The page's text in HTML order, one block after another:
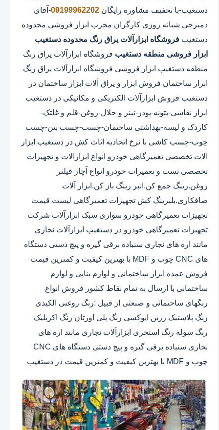
دستغیب-با تخفیف مشاوره رایگان 09199962202-آقای
دمیرچی شبانه روزی کارگران مجرب ابزار فروشی محدوده
دستغیب فروشگاه ابزارآلات یراق رنگ محدوده دستغیب
ابزار فروشی منطقه دستغیب فروشگاه ابزارآلات یراق رنگ
منطقه دستغیب ابزار فروشی فروشگاه ابزارآلات یراق رنگ
ابزار ساختمان فروش ابزار و یراق آلات ابزار ساختمان در
دستغیب فروش ابزارآلات الکتریکی و مکانیکی در دستغیب
ابزار نقاشی-بتونه-پودر-تینر و حلال-روغن-قلم و غلتک-
کاردک و لیسه-بهداشتی ساختمان-چسب-چسب بتن-چسب
چوب-چسب کاشی با نرخ اتحادیه اثاث کش در دستغیب ابزار
الات تخصصی تعمیرگاهی خودرو انواع ابزارالات و تجهیزات
تخصصی تست و تعمیرات خودرو انواع آچار فیلتر
روغن.رینگ جمع کن.انبر رینگ باز کن.ابزار آلات
صافکاری.بلبرینگ کش تجهیزات تعمیرگاهی لیست قیمت
تجهیزات تعمیرگاهی خودرو سواری سبک ابزارآلات شرکت
تجهیزات تعمیرگاهی خودرو در دستغیب ابزارآلات نجاری
مانند اره های نجاری سنباده برقی گیره و پیچ دستی دستگاه
های CNC چوب و MDF با بهترین کیفیت و کمترین قیمت
فروش عمده ابزار ساختمانی و لوازم بنایی و لوازم
ساختمانی با ارسال به تمام نقاط کشور فروش انواع
رنگهای ساختمانی و صنعتی از قبیل :رنگ روغنی الکیدی
رنگ پلاستیک رزین اپوکسی رنگ پلی اورتان رنگ اکریلیک
رنگ سوله رنگ استخری ابزارآلات نجاری مانند اره های
نجاری سنباده برقی گیره و پیچ دستی دستگاه های CNC
چوب و MDF با بهترین کیفیت و کمترین قیمت در دستغیب